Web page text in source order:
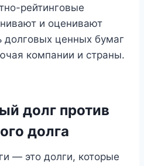
рейтинговые
и оценивают
долговых ценных бумаг
компании и страны.
долг против
долга
— это долги, которые